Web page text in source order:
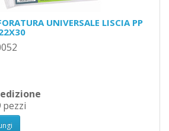
UNIVERSALE LISCIA PP
pezzi